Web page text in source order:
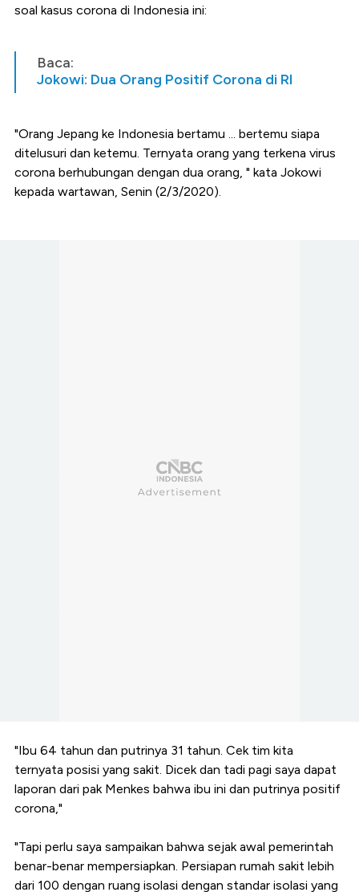
soal kasus corona di Indonesia ini:
Baca:
Jokowi: Dua Orang Positif Corona di RI
"Orang Jepang ke Indonesia bertamu ... bertemu siapa
ditelusuri dan ketemu. Ternyata orang yang terkena virus
corona berhubungan dengan dua orang, " kata Jokowi
kepada wartawan, Senin (2/3/2020).
"Ibu 64 tahun dan putrinya 31 tahun. Cek tim kita
ternyata posisi yang sakit. Dicek dan tadi pagi saya dapat
laporan dari pak Menkes bahwa ibu ini dan putrinya positif
corona,"
"Tapi perlu saya sampaikan bahwa sejak awal pemerintah
benar-benar mempersiapkan. Persiapan rumah sakit lebih
dari 100 dengan ruang isolasi dengan standar isolasi yang